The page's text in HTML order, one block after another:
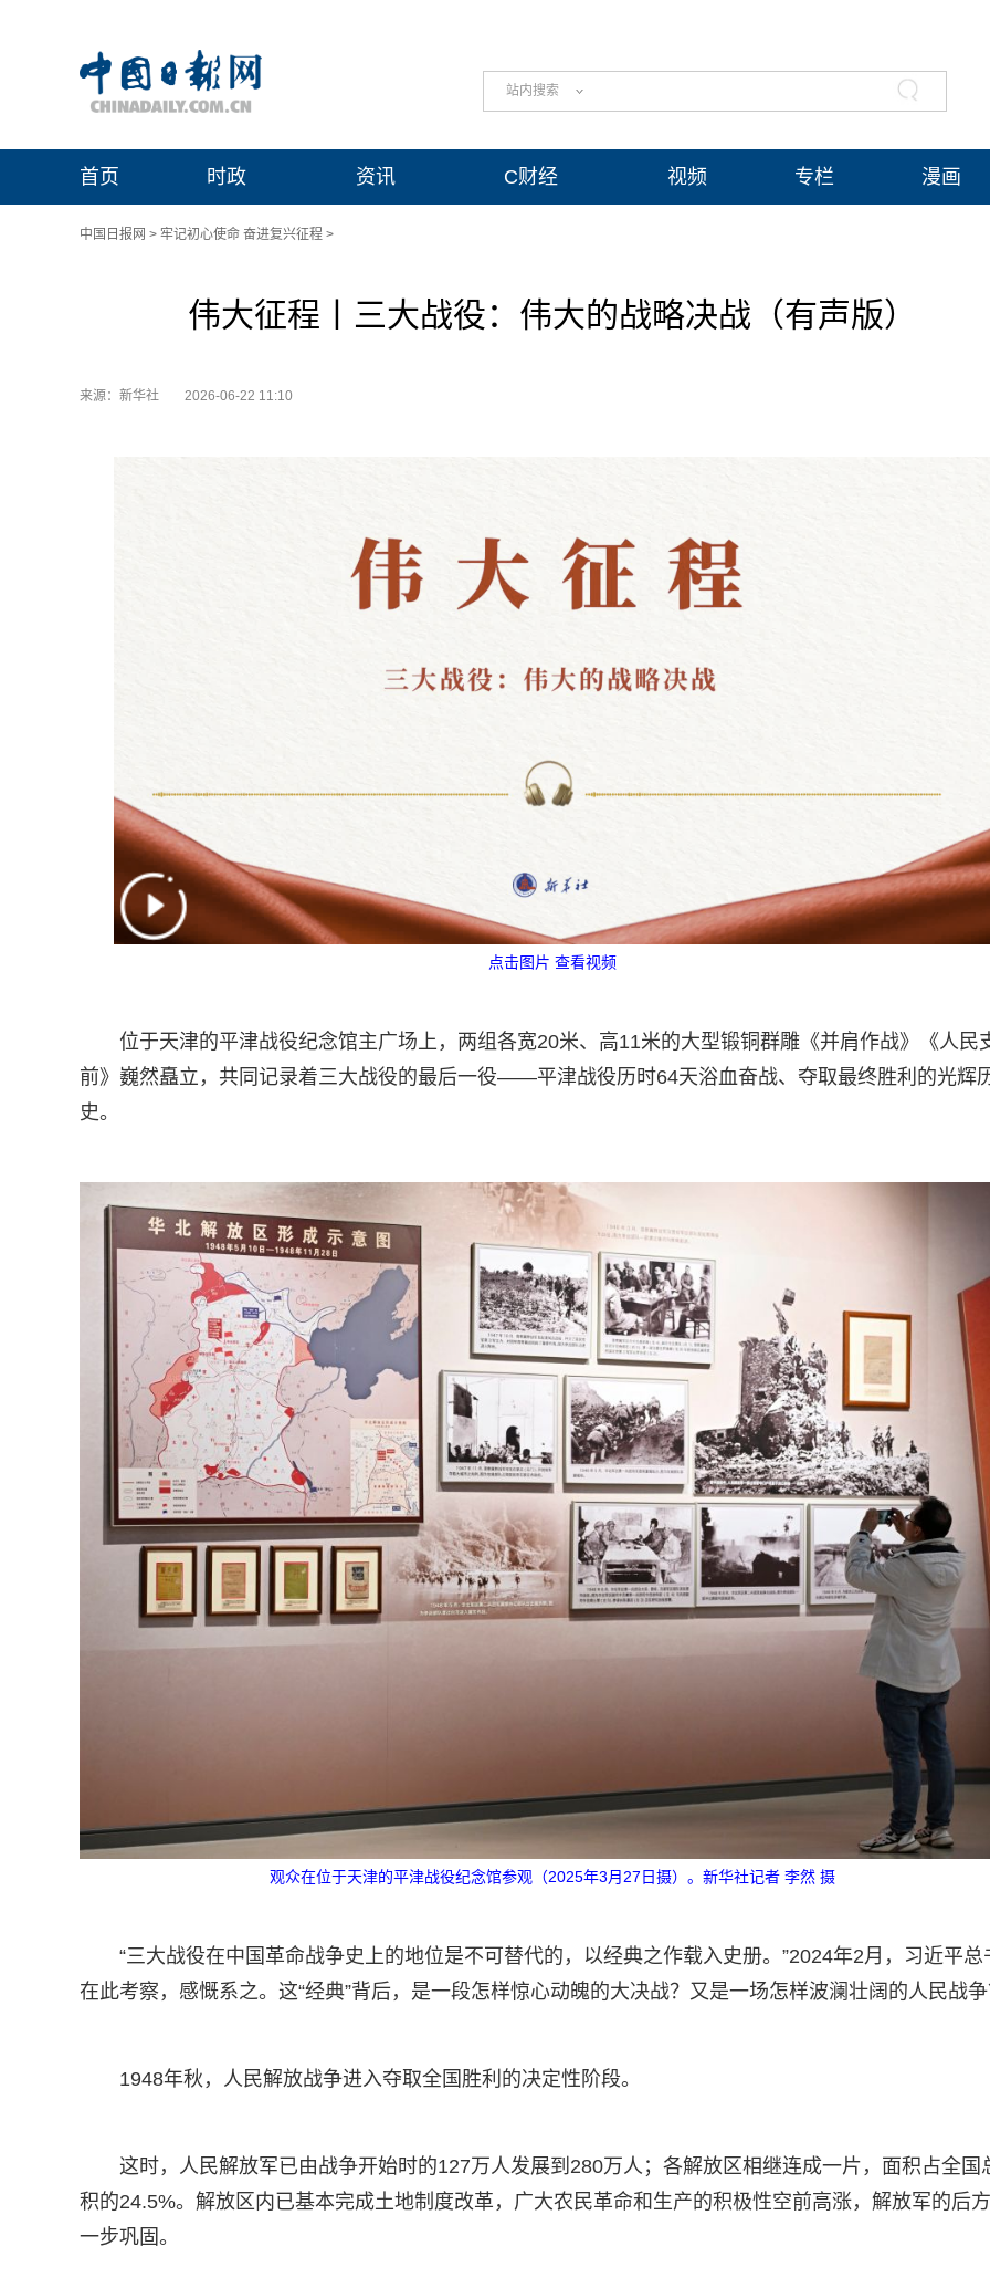
站内搜索
首页 时政 资讯 C财经 视频 专栏 漫画
中国日报网 > 牢记初心使命 奋进复兴征程 >
伟大征程丨三大战役：伟大的战略决战（有声版）
来源：新华社 2026-06-22 11:10
点击图片 查看视频
位于天津的平津战役纪念馆主广场上，两组各宽20米、高11米的大型锻铜群雕《并肩作战》《人民
前》巍然矗立，共同记录着三大战役的最后一役——平津战役历时64天浴血奋战、夺取最终胜利的光辉
史。
观众在位于天津的平津战役纪念馆参观（2025年3月27日摄）。新华社记者 李然 摄
“三大战役在中国革命战争史上的地位是不可替代的，以经典之作载入史册。”2024年2月，习近平总
在此考察，感慨系之。这“经典”背后，是一段怎样惊心动魄的大决战？又是一场怎样波澜壮阔的人民战争
1948年秋，人民解放战争进入夺取全国胜利的决定性阶段。
这时，人民解放军已由战争开始时的127万人发展到280万人；各解放区相继连成一片，面积占全国
积的24.5%。解放区内已基本完成土地制度改革，广大农民革命和生产的积极性空前高涨，解放军的后
一步巩固。